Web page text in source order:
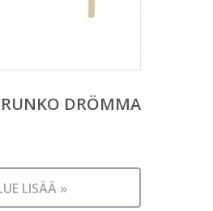
DRÖMMA
LISÄÄ »